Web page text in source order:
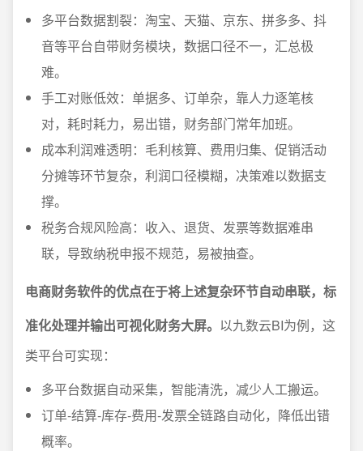
多平台数据割裂：淘宝、天猫、京东、拼多多、抖
音等平台自带财务模块，数据口径不一，汇总极
难。
手工对账低效：单据多、订单杂，靠人力逐笔核
对，耗时耗力，易出错，财务部门常年加班。
成本利润难透明：毛利核算、费用归集、促销活动
分摊等环节复杂，利润口径模糊，决策难以数据支
撑。
税务合规风险高：收入、退货、发票等数据难串
联，导致纳税申报不规范，易被抽查。
电商财务软件的优点在于将上述复杂环节自动串联，标
准化处理并输出可视化财务大屏。 以九数云BI为例，这
类平台可实现：
多平台数据自动采集，智能清洗，减少人工搬运。
订单-结算-库存-费用-发票全链路自动化，降低出错
概率。